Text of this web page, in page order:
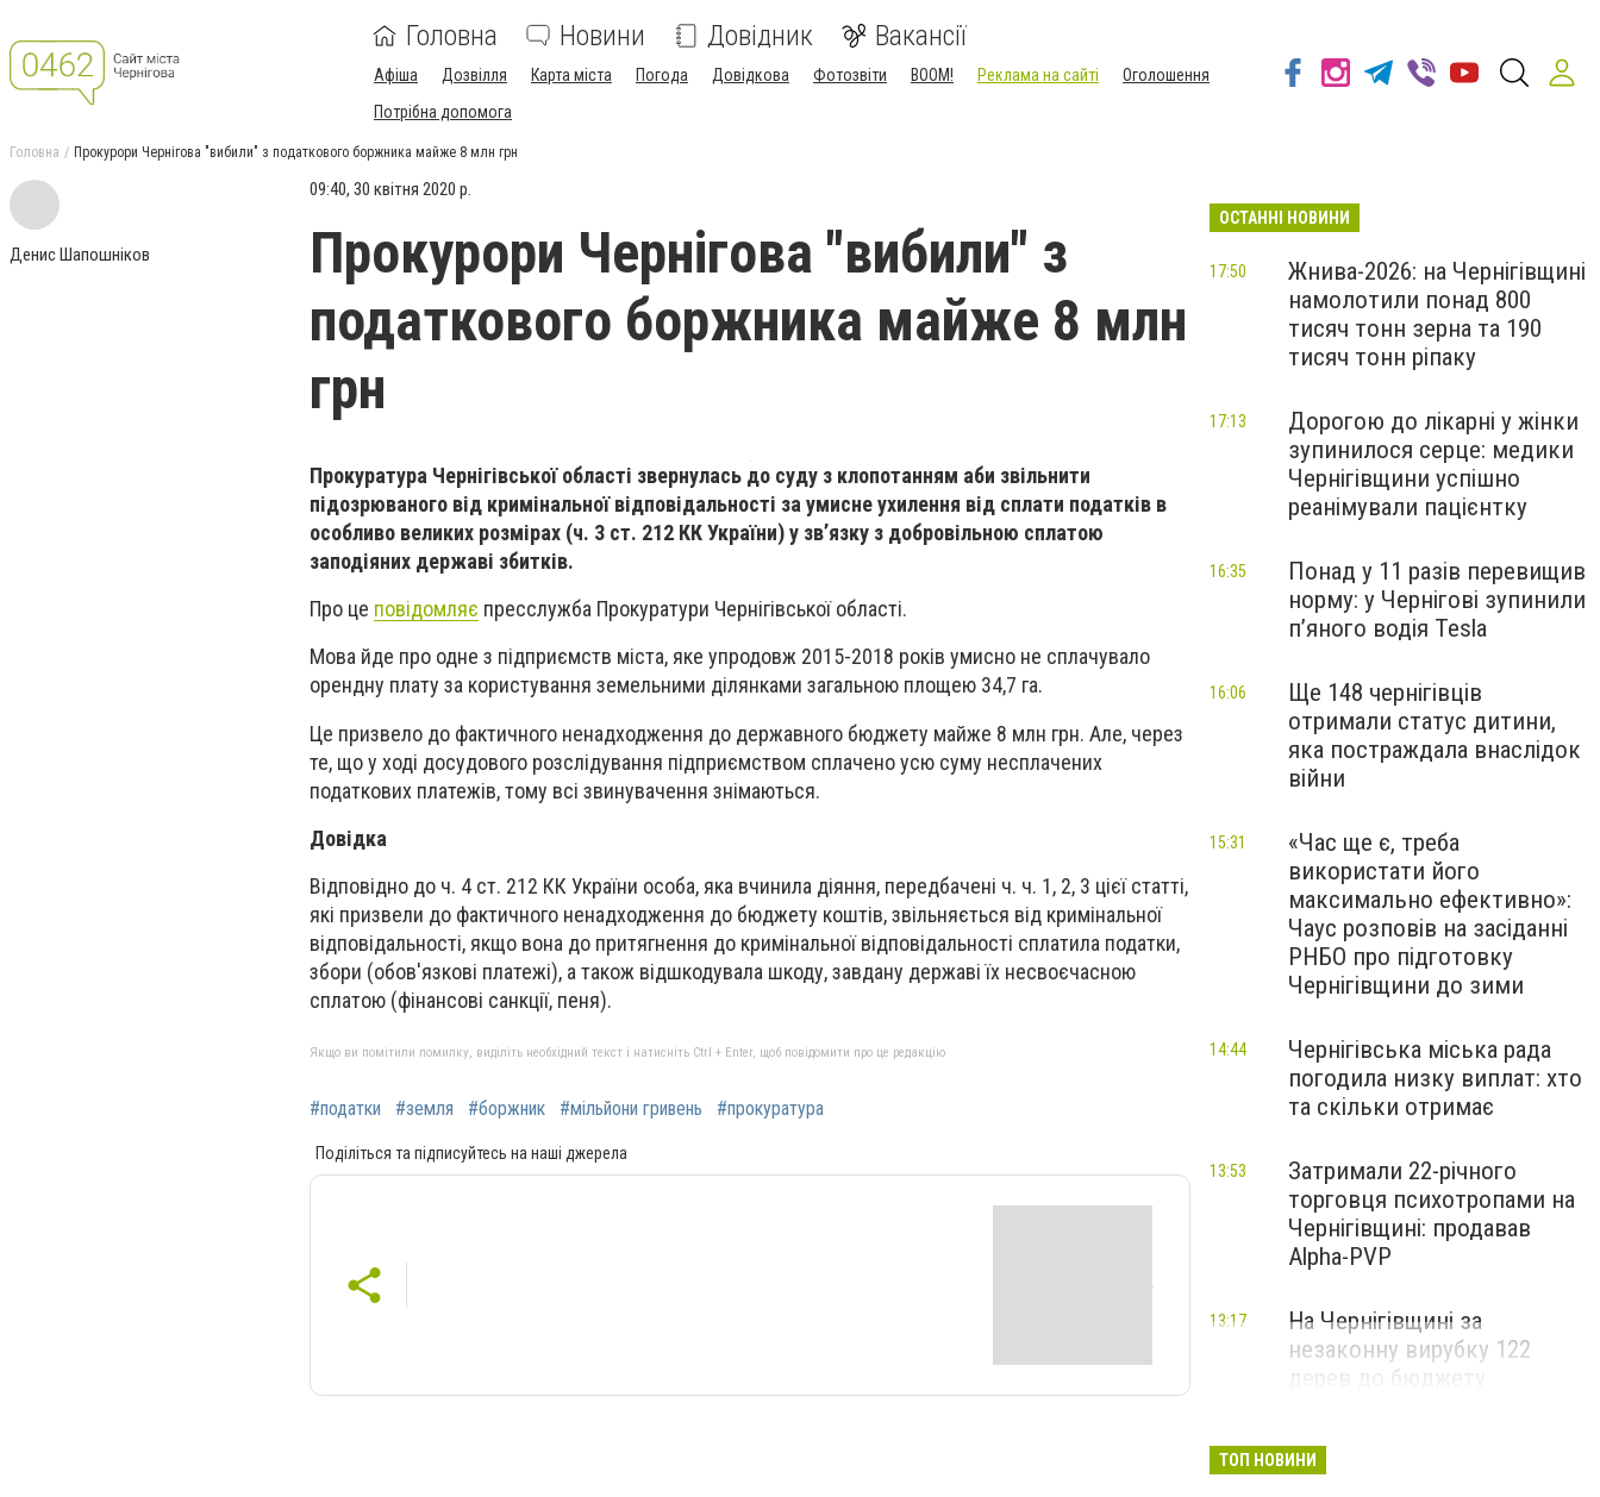
Головна Новини Довідник Вакансії
Афіша Дозвілля Карта міста Погода Довідкова Фотозвіти BOOM! Реклама на сайті
Оголошення
Потрібна допомога
Головна Прокурори Чернігова "вибили" з податкового боржника майже 8 млн грн
Денис Шапошніков
09:40, 30 квітня 2020 р.
Прокурори Чернігова "вибили" з
податкового боржника майже 8 млн
грн
Прокуратура Чернігівської області звернулась до суду з клопотанням аби звільнити
підозрюваного від кримінальної відповідальності за умисне ухилення від сплати податків в
особливо великих розмірах (ч. 3 ст. 212 КК України) у зв’язку з добровільною сплатою
заподіяних державі збитків.
Про це повідомляє пресслужба Прокуратури Чернігівської області.
Мова йде про одне з підприємств міста, яке упродовж 2015-2018 років умисно не сплачувало
орендну плату за користування земельними ділянками загальною площею 34,7 га.
Це призвело до фактичного ненадходження до державного бюджету майже 8 млн грн. Але, через
те, що у ході досудового розслідування підприємством сплачено усю суму несплачених
податкових платежів, тому всі звинувачення знімаються.
Довідка
Відповідно до ч. 4 ст. 212 КК України особа, яка вчинила діяння, передбачені ч. ч. 1, 2, 3 цієї статті,
які призвели до фактичного ненадходження до бюджету коштів, звільняється від кримінальної
відповідальності, якщо вона до притягнення до кримінальної відповідальності сплатила податки,
збори (обов'язкові платежі), а також відшкодувала шкоду, завдану державі їх несвоєчасною
сплатою (фінансові санкції, пеня).
Якщо ви помітили помилку, виділіть необхідний текст і натисніть Ctrl + Enter, щоб повідомити про це редакцію
#податки #земля #боржник #мільйони гривень #прокуратура
Поділіться та підписуйтесь на наші джерела
ОСТАННІ НОВИНИ
Жнива-2026: на Чернігівщині
намолотили понад 800
тисяч тонн зерна та 190
тисяч тонн ріпаку
17:50
Дорогою до лікарні у жінки
зупинилося серце: медики
Чернігівщини успішно
реанімували пацієнтку
17:13
Понад у 11 разів перевищив
норму: у Чернігові зупинили
пʼяного водія Tesla
16:35
Ще 148 чернігівців
отримали статус дитини,
яка постраждала внаслідок
війни
16:06
«Час ще є, треба
використати його
максимально ефективно»:
Чаус розповів на засіданні
РНБО про підготовку
Чернігівщини до зими
15:31
Чернігівська міська рада
погодила низку виплат: хто
та скільки отримає
14:44
Затримали 22-річного
торговця психотропами на
Чернігівщині: продавав
Alpha-PVP
13:53
На Чернігівщині за
незаконну вирубку 122
дерев до бюджету
13:17
ТОП НОВИНИ